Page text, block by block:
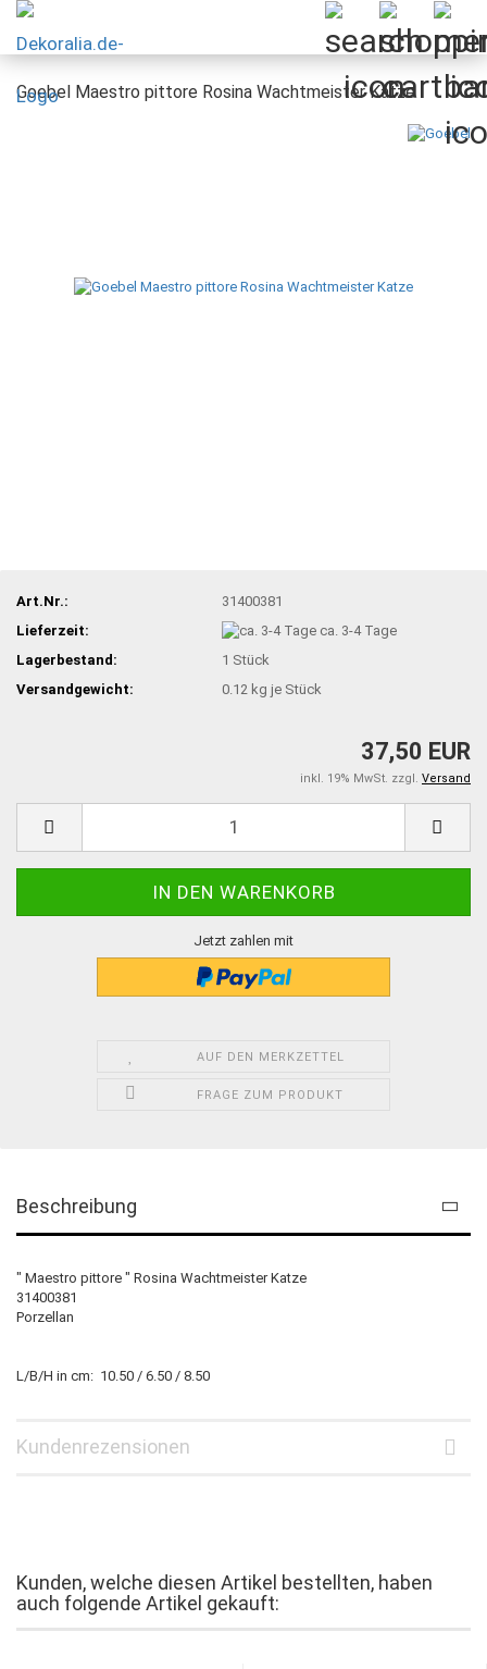
Goebel Maestro pittore Rosina Wachtmeister Katze
Art.Nr.:
31400381
Lieferzeit:
ca. 3-4 Tage
Lagerbestand:
1 Stück
Versandgewicht:
0.12 kg je Stück
37,50 EUR
inkl. 19% MwSt. zzgl. Versand
Jetzt zahlen mit
AUF DEN MERKZETTEL
FRAGE ZUM PRODUKT
Beschreibung
" Maestro pittore " Rosina Wachtmeister Katze
31400381
Porzellan
L/B/H in cm: 10.50 / 6.50 / 8.50
Kundenrezensionen
Kunden, welche diesen Artikel bestellten, haben
auch folgende Artikel gekauft: